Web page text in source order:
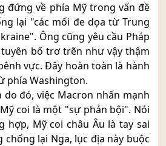
đứng về phía Mỹ trong vấn đề
lại "các mối đe dọa từ Trung
Ông cũng yêu cầu Pháp
bố trơ trẽn như vậy thậm
vực. Đây hoàn toàn là hành
phía Washington.
đó, việc Macron nhấn mạnh
coi là một "sự phản bội". Nói
Mỹ coi châu Âu là tay sai
lại Nga, lục địa này buộc